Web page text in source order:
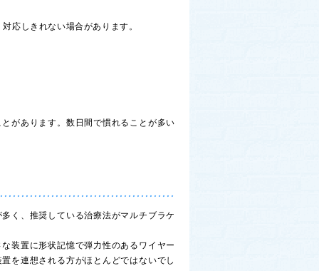
応しきれない場合があります。
があります。数日間で慣れることが多い
く、推奨している治療法がマルチブラケ
装置に形状記憶で弾力性のあるワイヤー
を連想される方がほとんどではないでし